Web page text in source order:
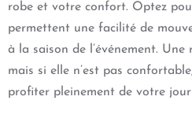
robe et votre confort. Optez
permettent une facilité de
à la saison de l’événement.
mais si elle n’est pas
profiter pleinement de votre